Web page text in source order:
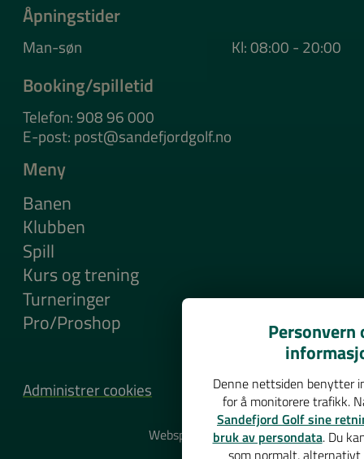
Åpningstider
Man-søn Kl: 08:00 - 20:00
Booking/spilletid
Telefon: 908 96 000
E-post: post@sandefjordgolf.no
Meny
Banen
Klubben
Spill
Kurs og trening
Turneringer
Pro/Proshop
Administrer cookies
Websponsor
Personvern
Denne nettsiden benytter
for å monitorere trafikk.
Sandefjord Golf sine
bruk av persondata. Du
som normalt, alternativt